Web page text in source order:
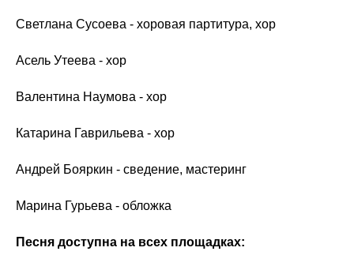
Светлана Сусоева - хоровая партитура, хор
Асель Утеева - хор
Валентина Наумова - хор
Катарина Гаврильева - хор
Андрей Бояркин - сведение, мастеринг
Марина Гурьева - обложка
Песня доступна на всех площадках: